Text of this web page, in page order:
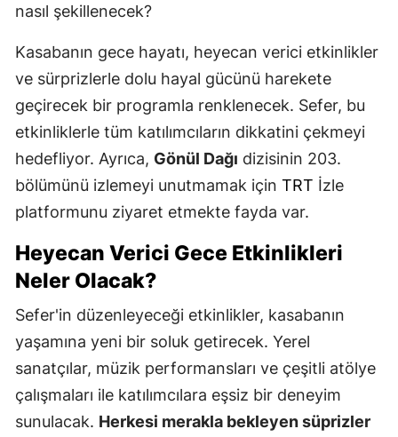
nasıl şekillenecek?
Kasabanın gece hayatı, heyecan verici etkinlikler
ve sürprizlerle dolu hayal gücünü harekete
geçirecek bir programla renklenecek. Sefer, bu
etkinliklerle tüm katılımcıların dikkatini çekmeyi
hedefliyor. Ayrıca, Gönül Dağı dizisinin 203.
bölümünü izlemeyi unutmamak için TRT İzle
platformunu ziyaret etmekte fayda var.
Heyecan Verici Gece Etkinlikleri
Neler Olacak?
Sefer'in düzenleyeceği etkinlikler, kasabanın
yaşamına yeni bir soluk getirecek. Yerel
sanatçılar, müzik performansları ve çeşitli atölye
çalışmaları ile katılımcılara eşsiz bir deneyim
sunulacak. Herkesi merakla bekleyen süprizler